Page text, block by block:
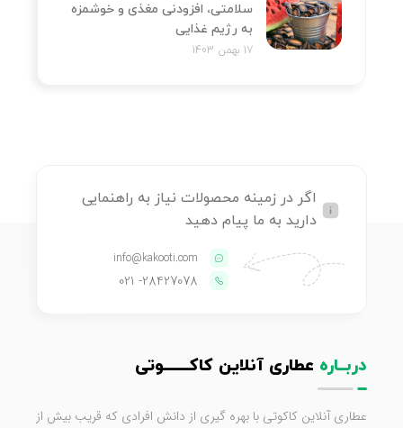
سلامتی، افزودنی مغذی و خوشمزه
به رژیم غذایی
17 بهمن 1403
اگر در زمینه محصولات نیاز به راهنمایی
دارید به ما پیام دهید
info@kakooti.com
28427078
- 021
دربــاره عطاری آنلاین کاکـــــــوتی
عطاری آنلاین کاکوتی با بهره گیری از دانش افرادی که قریب بیش از